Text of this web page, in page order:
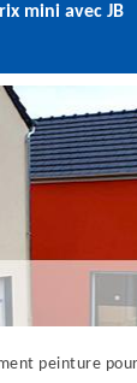
mini avec JB
peinture